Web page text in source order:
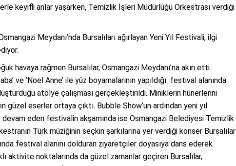
keyifli anlar yaşarken, Temizlik İşleri Müdürlüğü Orkestrası verdiği
Meydanı’nda Bursalıları ağırlayan Yeni Yıl Festivali, ilgi
havaya rağmen Bursalılar, Osmangazi Meydanı’na akın etti.
ve ‘Noel Anne’ ile yüz boyamalarının yapıldığı festival alanında
atölye çalışması gerçekleştirildi. Miniklerin hünerlerini
güzel eserler ortaya çıktı. Bubble Show’un ardından yeni yıl
eden festivalin akşamında ise Osmangazi Belediyesi Temizlik
Türk müziğinin seçkin şarkılarına yer verdiği konser Bursalılar
festival alanını dolduran ziyaretçiler doyasıya dans ederek
aktivite noktalarında da güzel zamanlar geçiren Bursalılar,